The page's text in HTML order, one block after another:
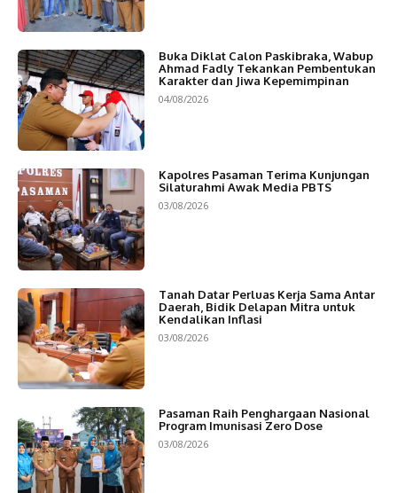
Buka Diklat Calon Paskibraka, Wabup
Ahmad Fadly Tekankan Pembentukan
Karakter dan Jiwa Kepemimpinan
04/08/2026
Kapolres Pasaman Terima Kunjungan
Silaturahmi Awak Media PBTS
03/08/2026
Tanah Datar Perluas Kerja Sama Antar
Daerah, Bidik Delapan Mitra untuk
Kendalikan Inflasi
03/08/2026
Pasaman Raih Penghargaan Nasional
Program Imunisasi Zero Dose
03/08/2026